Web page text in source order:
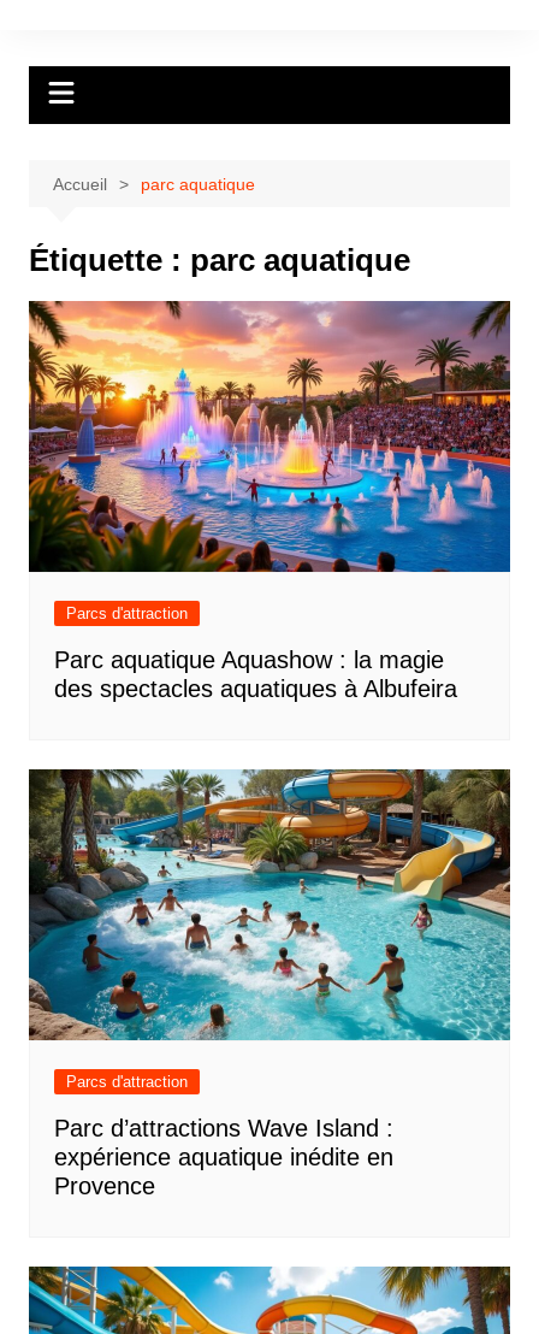
Accueil parc aquatique
Étiquette : parc aquatique
Parcs d'attraction
Parc aquatique Aquashow : la magie
des spectacles aquatiques à Albufeira
Parcs d'attraction
Parc d’attractions Wave Island :
expérience aquatique inédite en
Provence